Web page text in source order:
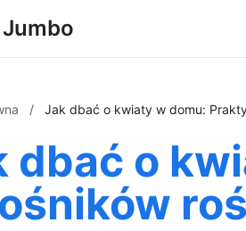
/ Jak dbać o kwiaty w domu:
dbać o